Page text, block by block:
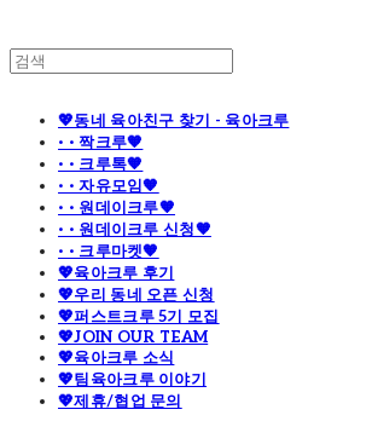
💖동네 육아친구 찾기 - 육아크루
· · 짝크루🧡
· · 크루톡🧡
· · 자유모임🧡
· · 원데이크루🧡
· · 원데이크루 신청🧡
· · 크루마켓🧡
💖육아크루 후기
💖우리 동네 오픈 신청
💖퍼스트크루 5기 모집
💖JOIN OUR TEAM
💖육아크루 소식
💖팀육아크루 이야기
💖제휴/협업 문의